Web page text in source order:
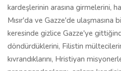
kardeşlerinin arasına girmelerini,
Mısır'da ve Gazze'de ulaşmasına
keresinde gizlice Gazze'ye
döndürdüklerini, Filistin
kıvrandıklarını, Hristiyan